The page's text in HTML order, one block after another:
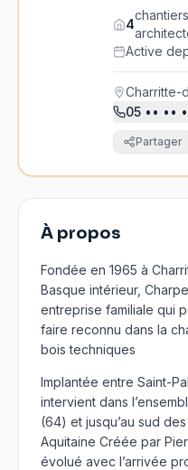
4
Active
Charritte-
05 •• ••
Partager
À propos
Fondée en 1965 à
Basque intérieur,
entreprise familiale qui
faire reconnu dans la
bois techniques
Implantée entre Saint-
intervient dans
(64) et jusqu’au sud
Aquitaine Créée par
évolué avec l’arrivée